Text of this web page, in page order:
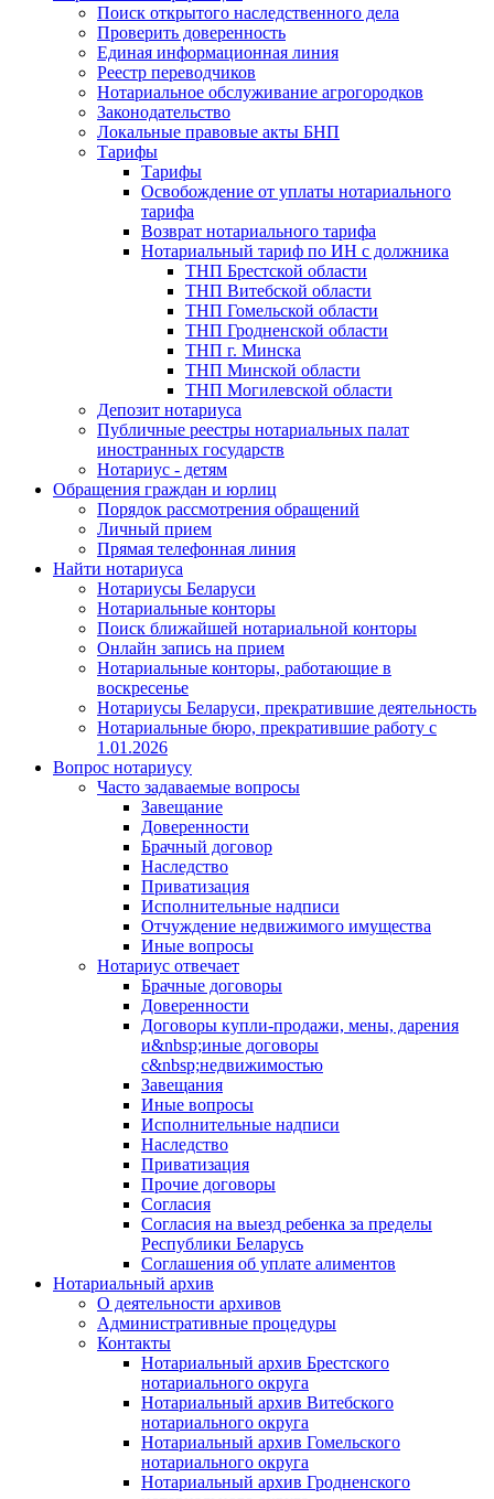
Поиск открытого наследственного дела
Проверить доверенность
Единая информационная линия
Реестр переводчиков
Нотариальное обслуживание агрогородков
Законодательство
Локальные правовые акты БНП
Тарифы
Тарифы
Освобождение от уплаты нотариального
тарифа
Возврат нотариального тарифа
Нотариальный тариф по ИН с должника
ТНП Брестской области
ТНП Витебской области
ТНП Гомельской области
ТНП Гродненской области
ТНП г. Минска
ТНП Минской области
ТНП Могилевской области
Депозит нотариуса
Публичные реестры нотариальных палат
иностранных государств
Нотариус - детям
Обращения граждан и юрлиц
Порядок рассмотрения обращений
Личный прием
Прямая телефонная линия
Найти нотариуса
Нотариусы Беларуси
Нотариальные конторы
Поиск ближайшей нотариальной конторы
Онлайн запись на прием
Нотариальные конторы, работающие в
воскресенье
Нотариусы Беларуси, прекратившие деятельность
Нотариальные бюро, прекратившие работу с
1.01.2026
Вопрос нотариусу
Часто задаваемые вопросы
Завещание
Доверенности
Брачный договор
Наследство
Приватизация
Исполнительные надписи
Отчуждение недвижимого имущества
Иные вопросы
Нотариус отвечает
Брачные договоры
Доверенности
Договоры купли-продажи, мены, дарения
и&nbsp;иные договоры
с&nbsp;недвижимостью
Завещания
Иные вопросы
Исполнительные надписи
Наследство
Приватизация
Прочие договоры
Согласия
Согласия на выезд ребенка за пределы
Республики Беларусь
Соглашения об уплате алиментов
Нотариальный архив
О деятельности архивов
Административные процедуры
Контакты
Нотариальный архив Брестского
нотариального округа
Нотариальный архив Витебского
нотариального округа
Нотариальный архив Гомельского
нотариального округа
Нотариальный архив Гродненского